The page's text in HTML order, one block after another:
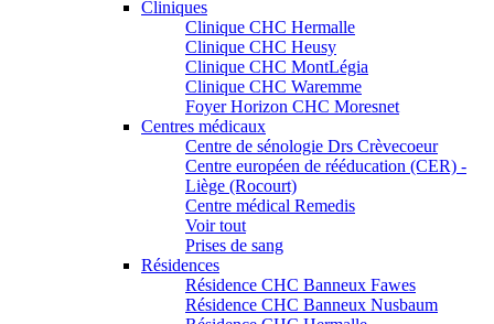
Cliniques
Clinique CHC Hermalle
Clinique CHC Heusy
Clinique CHC MontLégia
Clinique CHC Waremme
Foyer Horizon CHC Moresnet
Centres médicaux
Centre de sénologie Drs Crèvecoeur
Centre européen de rééducation (CER) -
Liège (Rocourt)
Centre médical Remedis
Voir tout
Prises de sang
Résidences
Résidence CHC Banneux Fawes
Résidence CHC Banneux Nusbaum